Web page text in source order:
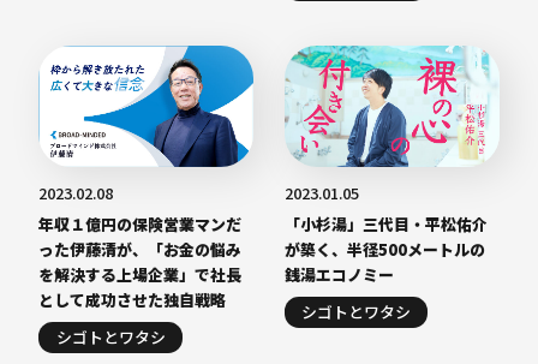
2023.02.08
年収１億円の保険営業マンだ
った伊藤清が、「お金の悩み
を解決する上場企業」で社長
として成功させた独自戦略
シゴトとワタシ
2023.01.05
「小杉湯」三代目・平松佑介
が築く、半径500メートルの
銭湯エコノミー
シゴトとワタシ